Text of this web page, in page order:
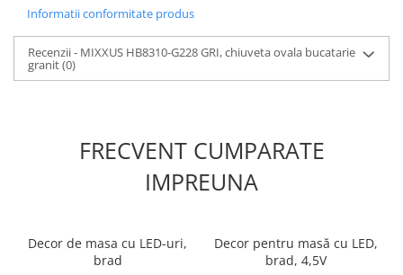
Informatii conformitate produs
Recenzii - MIXXUS HB8310-G228 GRI, chiuveta ovala bucatarie
granit(0)
FRECVENT CUMPARATE
IMPREUNA
Decor de masa cu LED-uri,
brad
Decor pentru masă cu LED,
brad, 4,5V